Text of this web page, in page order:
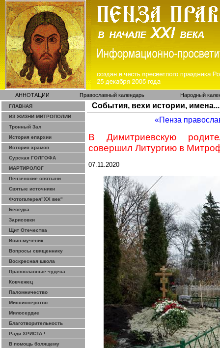
АННОТАЦИИ Православный календарь Народный
ГЛАВНАЯ
ИЗ ЖИЗНИ МИТРОПОЛИИ
Тронный Зал
История епархии
История храмов
Сурская ГОЛГОФА
МАРТИРОЛОГ
Пензенские святыни
Святые источники
Фотогалерея"ХХ век"
Беседка
Зарисовки
Щит Отечества
Воин-мученик
Вопросы священнику
Воскресная школа
Православные чудеса
Ковчежец
Паломничество
Миссионерство
Милосердие
Благотворительность
Ради ХРИСТА !
В помощь болящему
События, вехи истории, имена...
«Пенза
В Димитриевскую
совершил Литургию в
07.11.2020